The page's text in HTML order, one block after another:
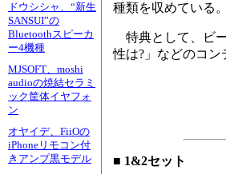
ドウシシャ、“新生
SANSUI”の
Bluetoothスピーカ
ー4機種
MJSOFT、moshi
audioの焼結セラミ
ック筐体イヤフォ
ン
オヤイデ、FiiOの
iPhoneリモコン付
きアンプ黒モデル
種類を収めている。
特典として、ビ
性は?」などのコン
■ 1&2セット